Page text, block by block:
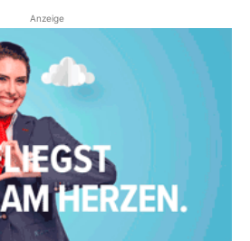
Anzeige